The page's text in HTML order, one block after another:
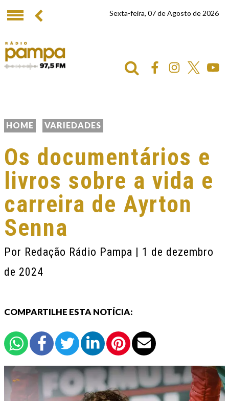
Sexta-feira, 07 de Agosto de 2026
HOME VARIEDADES
Os documentários e
livros sobre a vida e
carreira de Ayrton
Senna
Por Redação Rádio Pampa | 1 de dezembro
de 2024
COMPARTILHE ESTA NOTÍCIA: